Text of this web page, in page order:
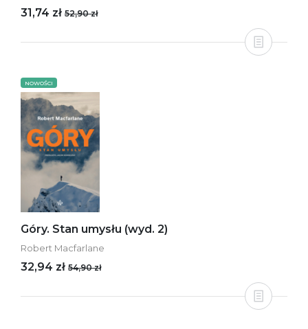
31,74 zł 52,90 zł
NOWOŚCI
Góry. Stan umysłu (wyd. 2)
Robert Macfarlane
32,94 zł 54,90 zł